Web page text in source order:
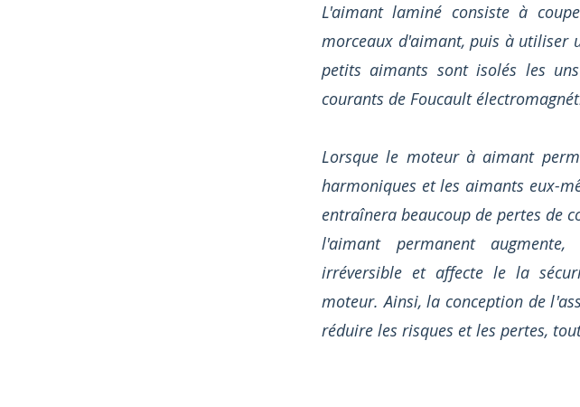
L'aimant laminé consiste à
morceaux d'aimant, puis à utiliser
petits aimants sont isolés les
courants de Foucault
Lorsque le moteur à aimant
harmoniques et les aimants eux-
entraînera beaucoup de pertes de
l'aimant permanent
irréversible et affecte le la
moteur. Ainsi, la conception de
réduire les risques et les pertes,